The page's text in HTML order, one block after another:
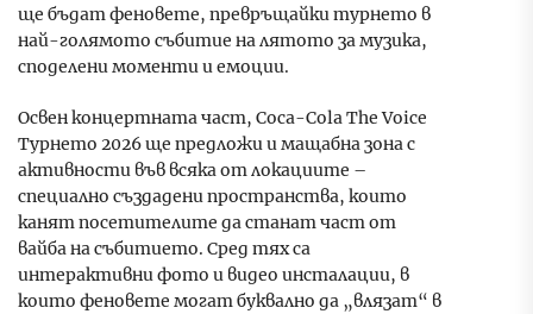
ще бъдат феновете, превръщайки турнето в
най-голямото събитие на лятото за музика,
споделени моменти и емоции.
Освен концертната част, Coca-Cola The Voice
Турнето 2026 ще предложи и мащабна зона с
активности във всяка от локациите –
специално създадени пространства, които
канят посетителите да станат част от
вайба на събитието. Сред тях са
интерактивни фото и видео инсталации, в
които феновете могат буквално да „влязат“ в